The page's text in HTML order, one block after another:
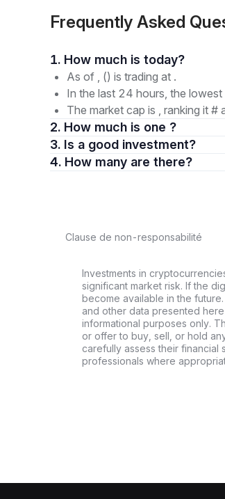
Frequently Asked
1. How much is today?
As of , () is trading at .
In the last 24 hours, the lowest
The market cap is , ranking it #
2. How much is one ?
3. Is a good investment?
4. How many are there?
Clause de non-responsabilité
Investments in
significant market risk. If the
become available in the
and other data presented
informational purposes only.
or offer to buy, sell, or hold
carefully assess their financial
professionals where